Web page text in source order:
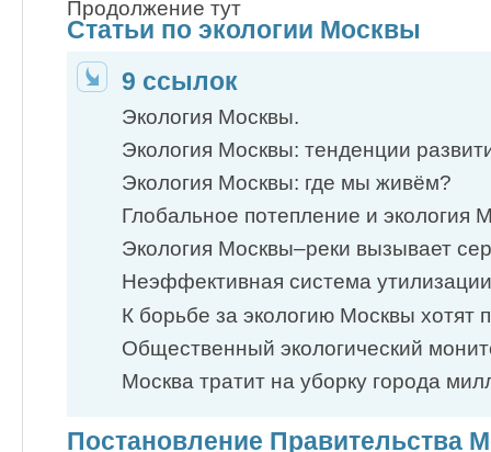
Продолжение тут
Статьи по экологии Москвы
9 ссылок
Экология Москвы.
Экология Москвы: тенденции
Экология Москвы: где мы живём?
Глобальное потепление и экология
Экология Москвы–реки вызывает
Неэффективная система
К борьбе за экологию Москвы хотят
Общественный экологический
Москва тратит на уборку города
Постановление Правительства